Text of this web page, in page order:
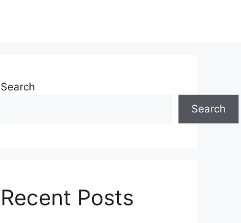
Search
Search
Recent Posts